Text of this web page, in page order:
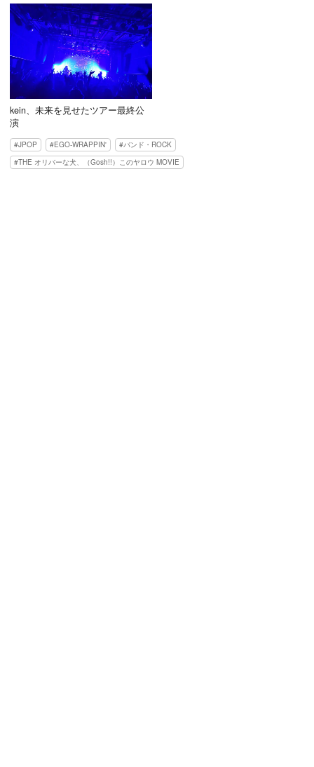
kein、未来を見せたツアー最終公
演
JPOP EGO-WRAPPIN'
バンド・ROCK
THE オリバーな犬、（Gosh!!）このヤロウ MOVIE